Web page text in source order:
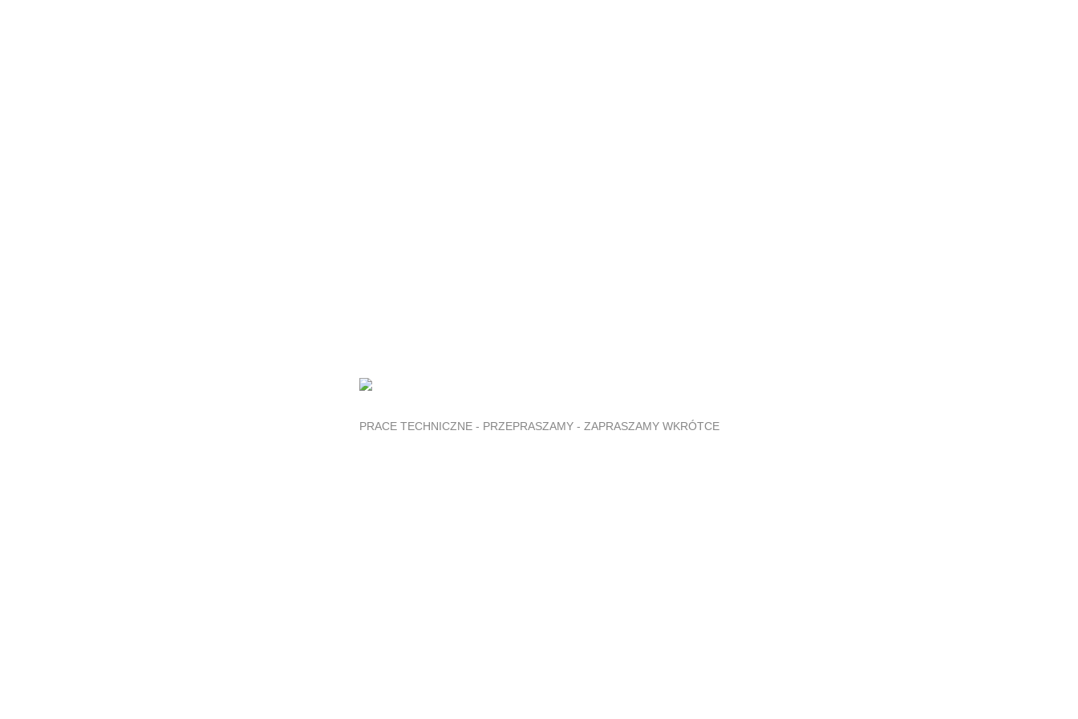
PRACE TECHNICZNE - PRZEPRASZAMY - ZAPRASZAMY WKRÓTCE